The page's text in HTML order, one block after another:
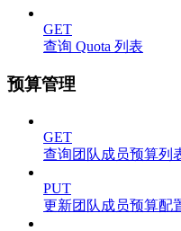
GET
查询 Quota 列表
预算管理
GET
查询团队成员预算列
PUT
更新团队成员预算配